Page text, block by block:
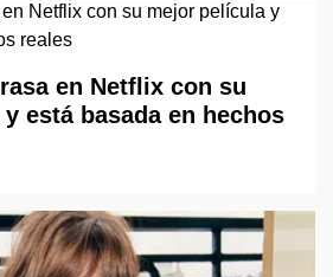
en Netflix con su
está basada en hechos